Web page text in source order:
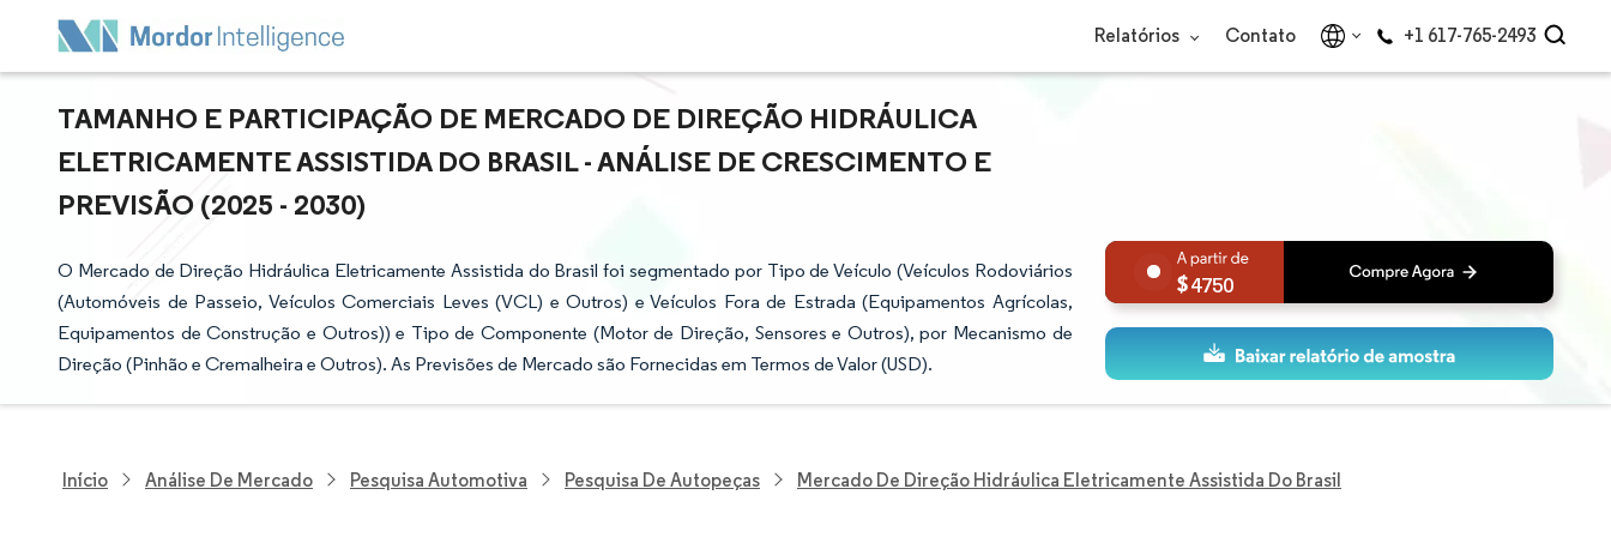
Relatórios Contato +1 617-765-2493
TAMANHO E PARTICIPAÇÃO DE MERCADO DE DIREÇÃO HIDRÁULICA
ELETRICAMENTE ASSISTIDA DO BRASIL - ANÁLISE DE CRESCIMENTO E
PREVISÃO (2025 - 2030)
O Mercado de Direção Hidráulica Eletricamente Assistida do Brasil foi segmentado por Tipo de Veículo (Veículos Rodoviários
(Automóveis de Passeio, Veículos Comerciais Leves (VCL) e Outros) e Veículos Fora de Estrada (Equipamentos Agrícolas,
Equipamentos de Construção e Outros)) e Tipo de Componente (Motor de Direção, Sensores e Outros), por Mecanismo de
Direção (Pinhão e Cremalheira e Outros). As Previsões de Mercado são Fornecidas em Termos de Valor (USD).
4750
Início Análise De Mercado Pesquisa Automotiva Pesquisa De Autopeças Mercado De Direção Hidráulica Eletricamente Assistida Do Brasil